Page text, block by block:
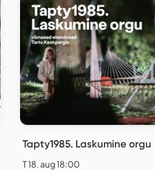
Tapty1985. Laskumine orgu
T 18. aug 18:00